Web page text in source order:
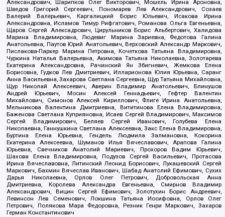
Александрович, Шарипков Олег Викторович, Мошель Ирина Ароновна,
Шведов Григорий Сергеевич, Пономарев Лев Александрович, Созаев
Валерий Валерьевич, Каргалицкий Борис Юльевич, Исакова Ирина
Александровна, Исламов Тимур Рифгатович, Романова Ольга Евгеньевна,
Щаров Сергей Алексадрович, Цирульников Борис Альбертович, Халидова
Марина Владимировна, Людевиг Марина Зариевна, Федотова Галина
Анатольевна, Паутов Юрий Анатольевич, Верховский Александр Маркович,
Пислакова-Паркер Марина Петровна, Кочеткова Татьяна Владимировна,
Чуркина Наталья Валерьевна, Акимова Татьяна Николаевна, Золотарева
Екатерина Александровна, Рачинский Ян Збигневич, Жемкова Елена
Борисовна, Гудков Лев Дмитриевич, Илларионова Юлия Юрьевна, Саранг
Анна Васильевна, Захарова Светлана Сергеевна, Щур Татьяна Михайловна,
Щур Николай Алексеевич, Аверин Владимир Анатольевич, Блинушов
Андрей Юрьевич, Мосин Алексей Геннадьевич, Гефтер Валентин
Михайлович, Симонов Алексей Кириллович, Флиге Ирина Анатольевна,
Мельникова Валентина Дмитриевна, Вититинова Елена Владимировна,
Баженова Светлана Куприяновна, Исаев Сергей Владимирович, Максимов
Сергей Владимирович, Беляев Сергей Иванович, Голубева Елена
Николаевна, Ганнушкина Светлана Алексеевна, Закс Елена Владимировна,
Буртина Елена Юрьевна, Гендель Людмила Залмановна, Кокорина
Екатерина Алексеевна, Шуманов Илья Вячеславович, Арапова Галина
Юрьевна, Свечников Анатолий Мариевич, Прохоров Вадим Юрьевич,
Шахова Елена Владимировна, Подузов Сергей Васильевич, Протасова
Ирина Вячеславовна, Литинский Леонид Борисович, Лукашевский Сергей
Маркович, Бахмин Вячеслав Иванович, Шабад Анатолий Ефимович, Сухих
Дарья Николаевна, Орлов Олег Петрович, Добровольская Анна
Дмитриевна, Королева Александра Евгеньевна, Смирнов Владимир
Александрович, Вицин Сергей Ефимович, Золотухин Борис Андреевич,
Левинсон Лев Семенович, Локшина Татьяна Иосифовна, Орлов Олег
Петрович, Полякова Мара Федоровна, Резник Генри Маркович, Захаров
Герман Константинович